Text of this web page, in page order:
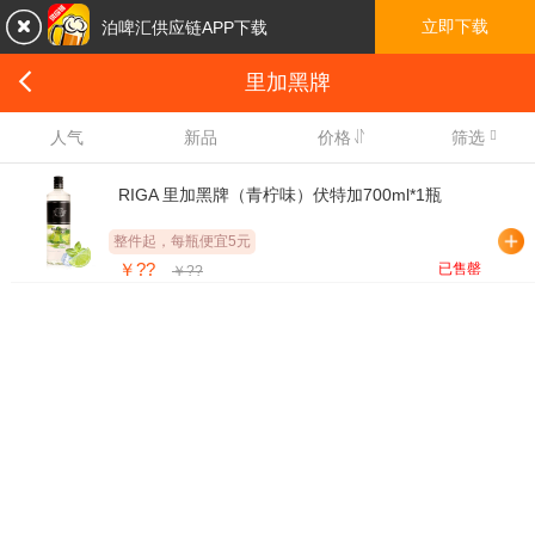
 里加黑牌
人气 新品 价格 筛选
RIGA 里加黑牌（青柠味）伏特加700ml*1瓶
整件起，每瓶便宜5元
￥?? ￥?? 已售罄
 泊啤汇供应链APP下载 立即下载